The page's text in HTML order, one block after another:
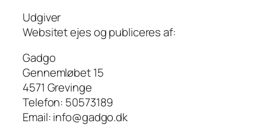
Udgiver
Websitet ejes og publiceres af:
Gadgo
Gennemløbet 15
4571 Grevinge
Telefon: 50573189
Email: info@gadgo.dk